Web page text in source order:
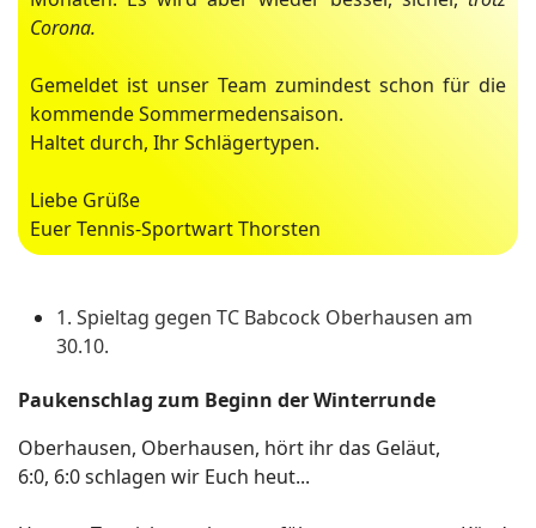
Corona.
Gemeldet ist unser Team zumindest schon für die
kommende Sommermedensaison.
Haltet durch, Ihr Schlägertypen.
Liebe Grüße
Euer Tennis-Sportwart Thorsten
1. Spieltag gegen TC Babcock Oberhausen am
30.10.
Paukenschlag zum Beginn der Winterrunde
Oberhausen, Oberhausen, hört ihr das Geläut,
6:0, 6:0 schlagen wir Euch heut...